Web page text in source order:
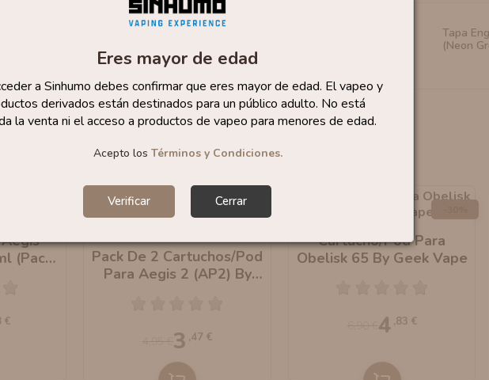
Eres mayor de edad
a Sinhumo debes confirmar que eres mayor de edad. El vapeo y
derivados están destinados para un público adulto. No está
la venta ni el acceso a productos de vapeo para menores de edad.
Acepto los Términos y Condiciones.
Verificar Cerrar
Tapa
(Neon
(Pack
€
Pack De 2 Cartuchos/Pod
Para Aegis 2 (AP2) By
3 ,47 €
Cartucho/Pod Para
Obelisk 65 By Geek Vape
4 ,83 €